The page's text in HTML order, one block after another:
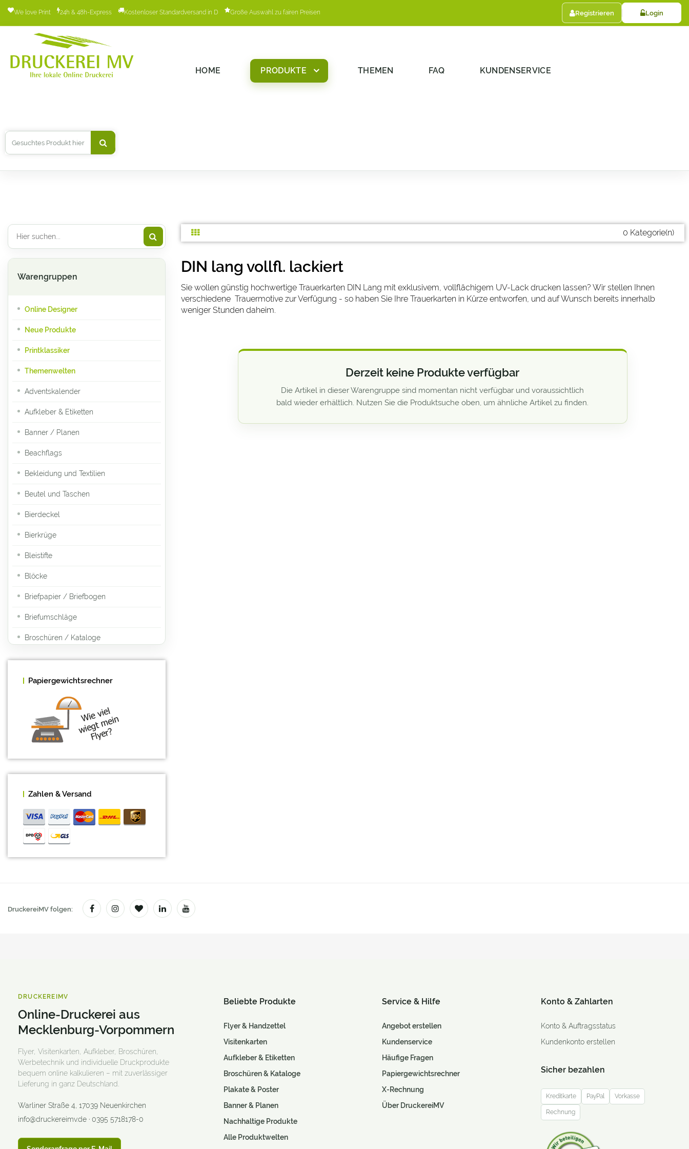
We love Print 24h & 48h-Express Kostenloser Standardversand in D Große Auswahl zu fairen Preisen Registrieren Login
HOME PRODUKTE THEMEN FAQ KUNDENSERVICE
Warengruppen
Online Designer
Neue Produkte
Printklassiker
Themenwelten
Adventskalender
Aufkleber & Etiketten
Banner / Planen
Beachflags
Bekleidung und Textilien
Beutel und Taschen
Bierdeckel
Bierkrüge
Bleistifte
Blöcke
Briefpapier / Briefbogen
Briefumschläge
Broschüren / Kataloge
Buttons
Bücher (Hard- und Softcover)
CAD / Bauzeichnungen
Caps
Couponbögen
Digitaldruck- Klebefolien
Einladungskarten
Einlassbänder
Flaschenanhänger
Flyer und Handzettel
Fotogeschenke
Fotoleinwand / Keilrahmen
Fototeppiche
Papiergewichtsrechner
Zahlen & Versand
0 Kategorie(n)
DIN lang vollfl. lackiert
Sie wollen günstig hochwertige Trauerkarten DIN Lang mit exklusivem, vollflächigem UV-Lack drucken lassen? Wir stellen Ihnen
verschiedene Trauermotive zur Verfügung - so haben Sie Ihre Trauerkarten in Kürze entworfen, und auf Wunsch bereits innerhalb
weniger Stunden daheim.
DruckereiMV folgen:
DRUCKEREIMV
Online-Druckerei aus
Mecklenburg-Vorpommern
Flyer, Visitenkarten, Aufkleber, Broschüren,
Werbetechnik und individuelle Druckprodukte
bequem online kalkulieren – mit zuverlässiger
Lieferung in ganz Deutschland.
Warliner Straße 4 17039 Neuenkirchen
info@druckereimv.de · 0395 5718178-0
Beliebte Produkte
Flyer & Handzettel
Visitenkarten
Aufkleber & Etiketten
Broschüren & Kataloge
Plakate & Poster
Banner & Planen
Nachhaltige Produkte
Alle Produktwelten
Service & Hilfe
Angebot erstellen
Kundenservice
Häufige Fragen
Papiergewichtsrechner
X-Rechnung
Über DruckereiMV
Konto & Zahlarten
Konto & Auftragsstatus
Kundenkonto erstellen
Sicher bezahlen
Kreditkarte PayPal Vorkasse
Rechnung